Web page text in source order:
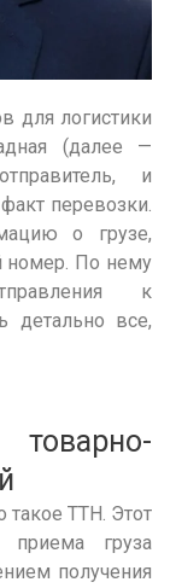
для логистики
(далее —
и
перевозки.
о грузе,
номер. По нему
к
детально все,
такое ТТН. Этот
груза
получения